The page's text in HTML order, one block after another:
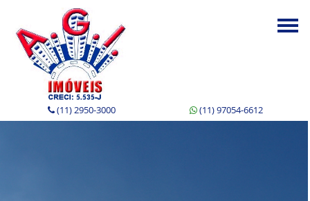
(11) 2950-3000 (11) 97054-6612